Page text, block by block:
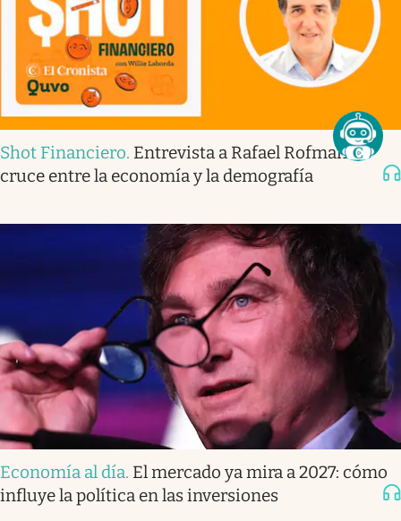
Shot Financiero. Entrevista a Rafael Rofman: el
cruce entre la economía y la demografía
Economía al día. El mercado ya mira a 2027: cómo
influye la política en las inversiones